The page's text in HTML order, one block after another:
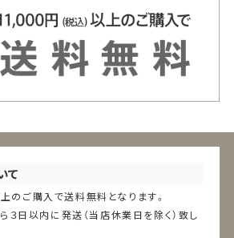
て
のご購入で送料無料となります。
３日以内に発送（当店休業日を除く）致し